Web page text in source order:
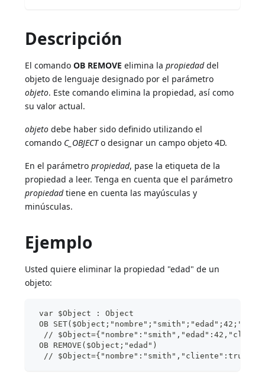
Descripción
El comandoOB REMOVE elimina lapropiedaddel
objeto de lenguaje designado por el parámetro
objeto. Este comando elimina la propiedad, así como
su valor actual.
objeto debe haber sido definido utilizando el
comando C_OBJECTo designar un campo objeto 4D.
En el parámetropropiedad, pase la etiqueta de la
propiedad a leer. Tenga en cuenta que el parámetro
propiedadtiene en cuenta las mayúsculas y
minúsculas.
Ejemplo
Usted quiere eliminar la propiedad "edad" de un
objeto:
var $Object : Object
OB
//
OB REMOVE($Object;"edad")
// $Object={"nombre":"smith","cliente":true}